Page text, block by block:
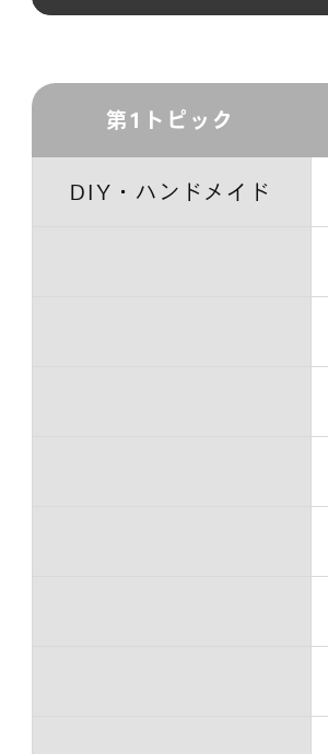
第1トピック
DIY・ハンドメイド